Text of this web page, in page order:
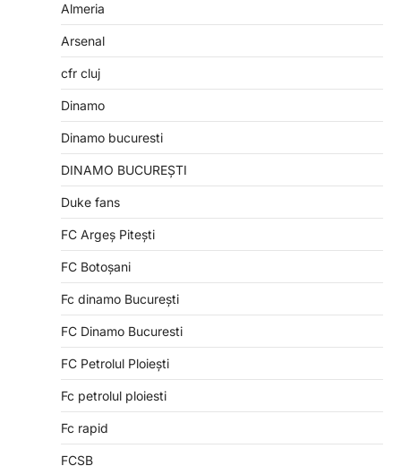
Almeria
Arsenal
cfr cluj
Dinamo
Dinamo bucuresti
DINAMO BUCUREȘTI
Duke fans
FC Argeș Pitești
FC Botoșani
Fc dinamo București
FC Dinamo Bucuresti
FC Petrolul Ploiești
Fc petrolul ploiesti
Fc rapid
FCSB